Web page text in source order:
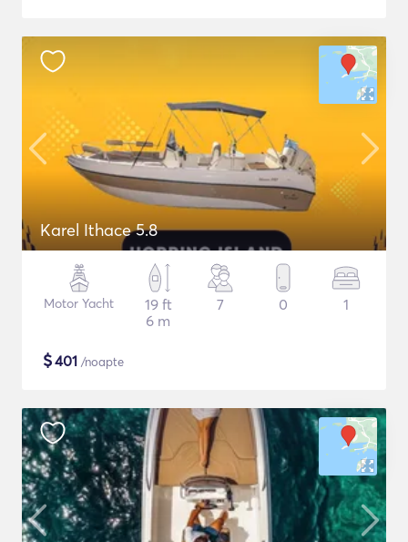
Karel Ithace 5.8
Motor Yacht
19 ft
6 m
7 0 1
$401 /noapte